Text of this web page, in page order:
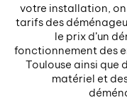
votre installation, on
tarifs des
le prix d’un
fonctionnement des
Toulouse ainsi que
matériel et